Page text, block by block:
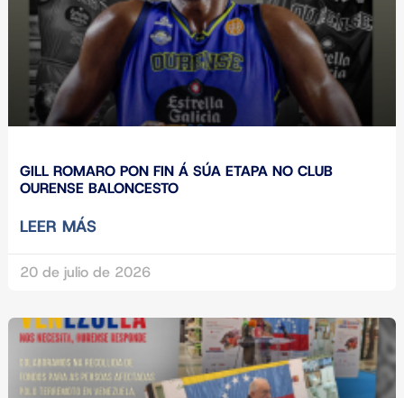
GILL ROMARO PON FIN Á SÚA ETAPA NO CLUB
OURENSE BALONCESTO
LEER MÁS
20 de julio de 2026